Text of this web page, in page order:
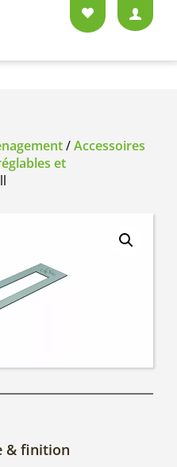
/Accessoires
et
& finition